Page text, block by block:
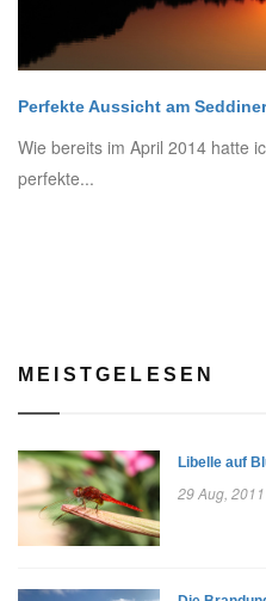
Perfekte Aussicht am
Wie bereits im April 2014 hatte
perfekte...
MEISTGELESEN
Libelle auf
29 Aug, 2011